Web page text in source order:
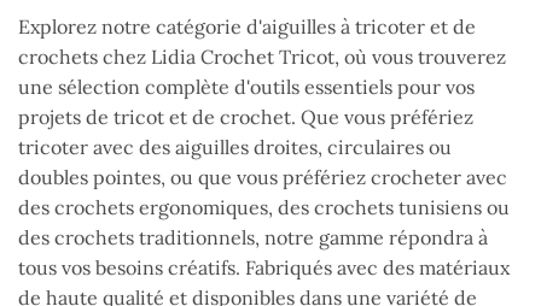
options
peuvent
être
choisies
sur
la
page
du
Explorez notre catégorie d'aiguilles à tricoter et de
crochets chez Lidia Crochet Tricot, où vous trouverez
une sélection complète d'outils essentiels pour vos
projets de tricot et de crochet. Que vous préfériez
tricoter avec des aiguilles droites, circulaires ou
doubles pointes, ou que vous préfériez crocheter avec
des crochets ergonomiques, des crochets tunisiens ou
des crochets traditionnels, notre gamme répondra à
tous vos besoins créatifs. Fabriqués avec des matériaux
de haute qualité et disponibles dans une variété de